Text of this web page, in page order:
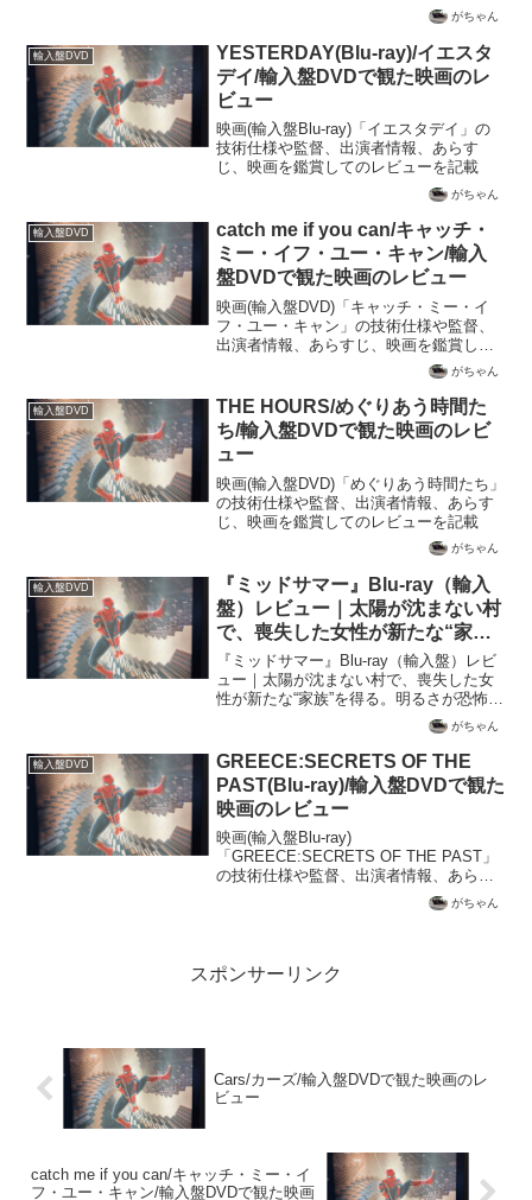
がちゃん
輸入盤DVD
YESTERDAY(Blu-ray)/イエスタ
デイ/輸入盤DVDで観た映画のレ
ビュー
映画(輸入盤Blu-ray)「イエスタデイ」の
技術仕様や監督、出演者情報、あらす
じ、映画を鑑賞してのレビューを記載
がちゃん
輸入盤DVD
catch me if you can/キャッチ・
ミー・イフ・ユー・キャン/輸入
盤DVDで観た映画のレビュー
映画(輸入盤DVD)「キャッチ・ミー・イ
フ・ユー・キャン」の技術仕様や監督、
出演者情報、あらすじ、映画を鑑賞して
がちゃん
輸入盤DVD
THE HOURS/めぐりあう時間た
ち/輸入盤DVDで観た映画のレビ
ュー
映画(輸入盤DVD)「めぐりあう時間たち」
の技術仕様や監督、出演者情報、あらす
じ、映画を鑑賞してのレビューを記載
がちゃん
輸入盤DVD
『ミッドサマー』Blu-ray（輸入
盤）レビュー｜太陽が沈まない村
で、喪失した女性が新たな“家
族”を得る。明るさが恐怖を増幅
する異色ホラー【SDR / dts-HD
MA】
『ミッドサマー』Blu-ray（輸入盤）レビ
ュー｜太陽が沈まない村で、喪失した女
性が新たな“家族”を得る。明るさが恐怖を
増幅する異色ホラー【SDR / dts-HD
MA】家族を突然失い、深い悲しみの中に
いる若い女性が、恋人や友人たちとと
も...
がちゃん
輸入盤DVD
GREECE:SECRETS OF THE
PAST(Blu-ray)/輸入盤DVDで観た
映画のレビュー
映画(輸入盤Blu-ray)
「GREECE:SECRETS OF THE PAST」
の技術仕様や監督、出演者情報、あらす
じ、映画を鑑賞してのレビューを記載がちゃん
スポンサーリンク
Cars/カーズ/輸入盤DVDで観た映画のレ
ビュー
catch me if you can/キャッチ・ミー・イ
フ・ユー・キャン/輸入盤DVDで観た映画